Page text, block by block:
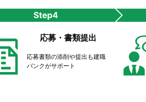
応募・書類提出
応募書類の添削や提出も建職
バンクがサポート